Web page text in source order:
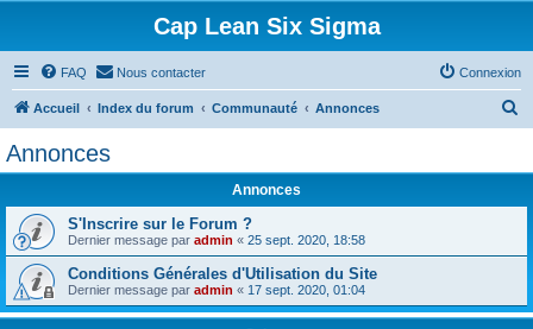
Cap Lean Six Sigma
FAQ Nous contacter Connexion
Accueil Index du forum Communauté Annonces
h
Annonces
Annonces
S'Inscrire sur le Forum ?
Dernier message par admin « 25 sept. 2020, 18:58
Conditions Générales d'Utilisation du Site
Dernier message par admin « 17 sept. 2020, 01:04